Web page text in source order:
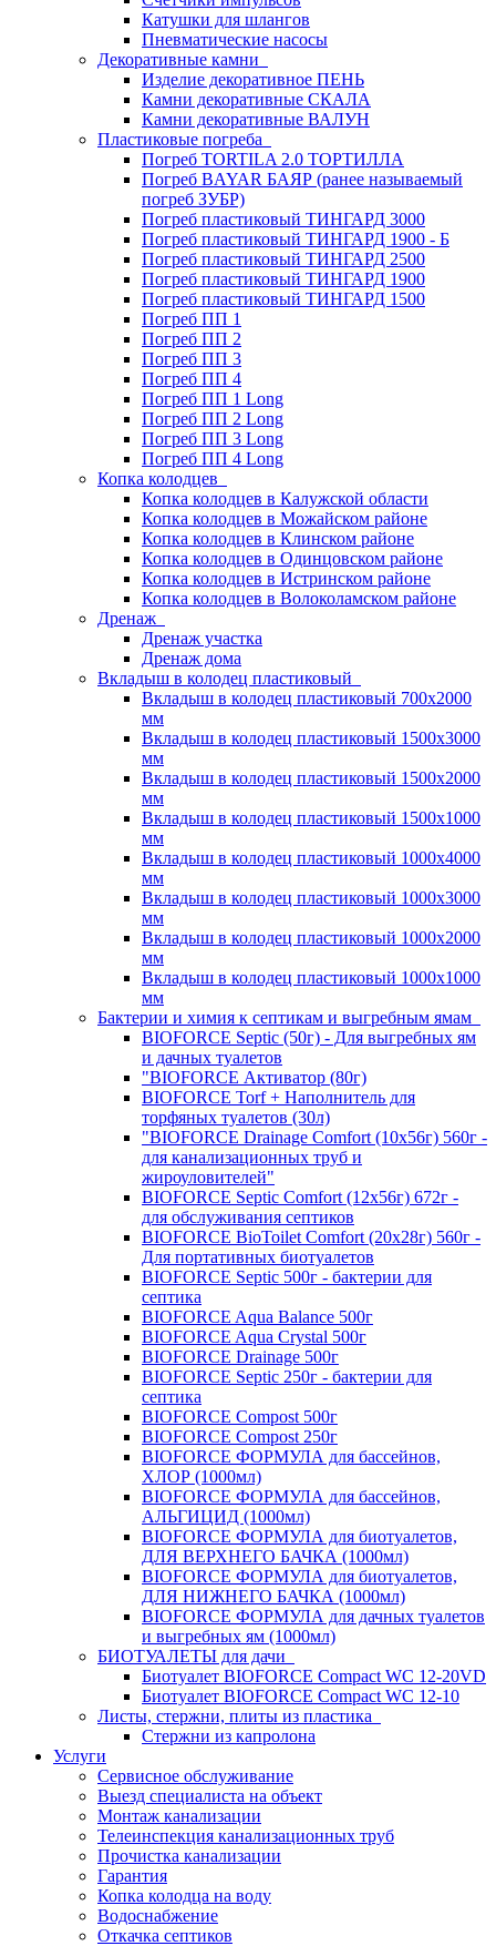
Катушки для шлангов
Пневматические насосы
Декоративные камни
Изделие декоративное ПЕНЬ
Камни декоративные СКАЛА
Камни декоративные ВАЛУН
Пластиковые погреба
Погреб TORTILA 2.0 ТОРТИЛЛА
Погреб BAYAR БАЯР (ранее называемый
погреб ЗУБР)
Погреб пластиковый ТИНГАРД 3000
Погреб пластиковый ТИНГАРД 1900 - Б
Погреб пластиковый ТИНГАРД 2500
Погреб пластиковый ТИНГАРД 1900
Погреб пластиковый ТИНГАРД 1500
Погреб ПП 1
Погреб ПП 2
Погреб ПП 3
Погреб ПП 4
Погреб ПП 1 Long
Погреб ПП 2 Long
Погреб ПП 3 Long
Погреб ПП 4 Long
Копка колодцев
Копка колодцев в Калужской области
Копка колодцев в Можайском районе
Копка колодцев в Клинском районе
Копка колодцев в Одинцовском районе
Копка колодцев в Истринском районе
Копка колодцев в Волоколамском районе
Дренаж
Дренаж участка
Дренаж дома
Вкладыш в колодец пластиковый
Вкладыш в колодец пластиковый 700х2000
мм
Вкладыш в колодец пластиковый 1500х3000
мм
Вкладыш в колодец пластиковый 1500х2000
мм
Вкладыш в колодец пластиковый 1500х1000
мм
Вкладыш в колодец пластиковый 1000х4000
мм
Вкладыш в колодец пластиковый 1000х3000
мм
Вкладыш в колодец пластиковый 1000х2000
мм
Вкладыш в колодец пластиковый 1000х1000
мм
Бактерии и химия к септикам и выгребным ямам
BIOFORCE Septic (50г) - Для выгребных ям
и дачных туалетов
"BIOFORCE Активатор (80г)
BIOFORCE Torf + Наполнитель для
торфяных туалетов (30л)
"BIOFORCE Drainage Comfort (10x56г) 560г -
для канализационных труб и
жироуловителей"
BIOFORCE Septic Comfort (12x56г) 672г -
для обслуживания септиков
BIOFORCE BioToilet Comfort (20x28г) 560г -
Для портативных биотуалетов
BIOFORCE Septic 500г - бактерии для
септика
BIOFORCE Aqua Balance 500г
BIOFORCE Aqua Crystal 500г
BIOFORCE Drainage 500г
BIOFORCE Septic 250г - бактерии для
септика
BIOFORCE Compost 500г
BIOFORCE Compost 250г
BIOFORCE ФОРМУЛА для бассейнов,
ХЛОР (1000мл)
BIOFORCE ФОРМУЛА для бассейнов,
АЛЬГИЦИД (1000мл)
BIOFORCE ФОРМУЛА для биотуалетов,
ДЛЯ ВЕРХНЕГО БАЧКА (1000мл)
BIOFORCE ФОРМУЛА для биотуалетов,
ДЛЯ НИЖНЕГО БАЧКА (1000мл)
BIOFORCE ФОРМУЛА для дачных туалетов
и выгребных ям (1000мл)
БИОТУАЛЕТЫ для дачи
Биотуалет BIOFORCE Compact WC 12-20VD
Биотуалет BIOFORCE Compact WC 12-10
Листы, стержни, плиты из пластика
Стержни из капролона
Услуги
Сервисное обслуживание
Выезд специалиста на объект
Монтаж канализации
Телеинспекция канализационных труб
Прочистка канализации
Гарантия
Копка колодца на воду
Водоснабжение
Откачка септиков